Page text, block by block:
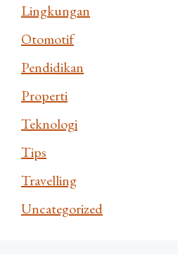
Lingkungan
Otomotif
Pendidikan
Properti
Teknologi
Tips
Travelling
Uncategorized